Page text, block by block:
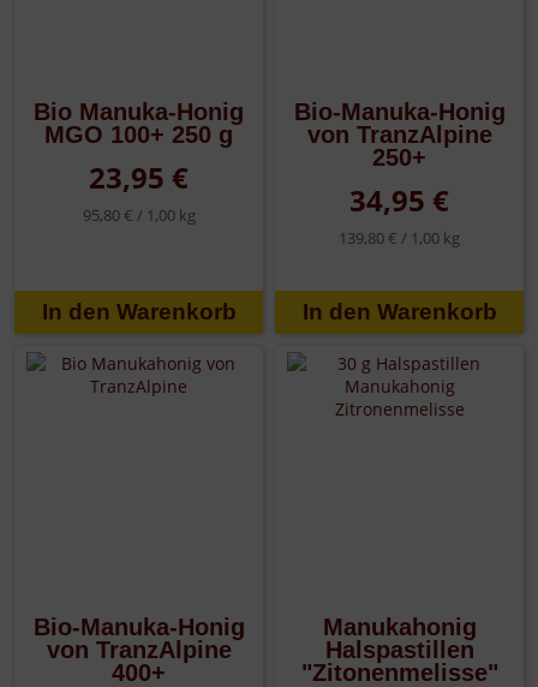
Bio Manuka-Honig
MGO 100+ 250 g
23,95 €
95,80 € / 1,00 kg
Bio-Manuka-Honig
von TranzAlpine
250+
34,95 €
139,80 € / 1,00 kg
Bio-Manuka-Honig
von TranzAlpine
400+
Manukahonig
Halspastillen
"Zitonenmelisse"